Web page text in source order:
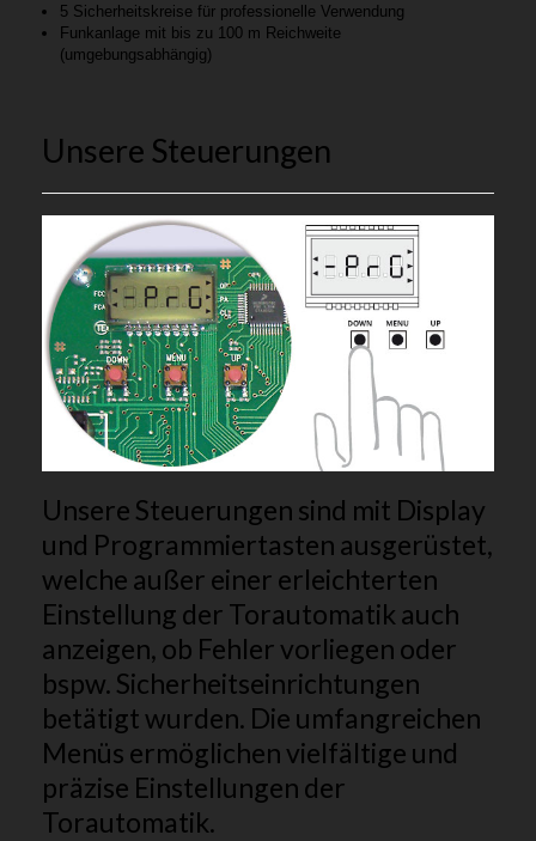
5 Sicherheitskreise für professionelle Verwendung
Funkanlage mit bis zu 100 m Reichweite
(umgebungsabhängig)
Unsere Steuerungen
Unsere Steuerungen sind mit Display
und Programmiertasten ausgerüstet,
welche außer einer erleichterten
Einstellung der Torautomatik auch
anzeigen, ob Fehler vorliegen oder
bspw. Sicherheitseinrichtungen
betätigt wurden. Die umfangreichen
Menüs ermöglichen vielfältige und
präzise Einstellungen der
Torautomatik.